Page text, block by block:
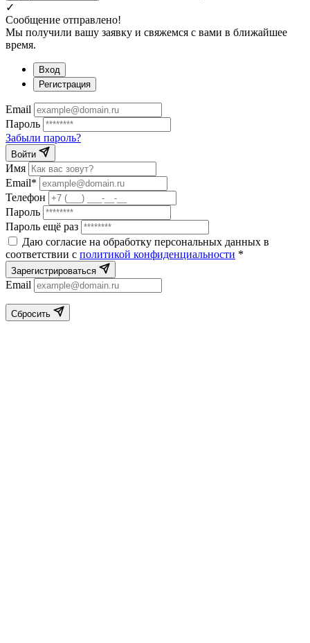
✓
Сообщение отправлено!
Мы получили вашу заявку и свяжемся с вами в ближайшее
время.
Вход
Регистрация
Email
Пароль
Забыли пароль?
Войти
Имя
Email*
Телефон
Пароль
Пароль ещё раз
Даю согласие на обработку персональных данных в
соответствии с политикой конфиденциальности *
Зарегистрироваться
Email
Сбросить